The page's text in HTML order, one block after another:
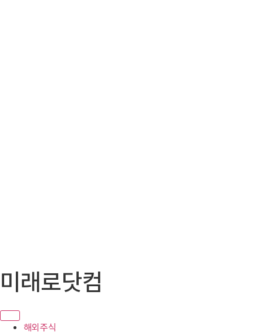
텐
로
미래로닷컴
해외주식